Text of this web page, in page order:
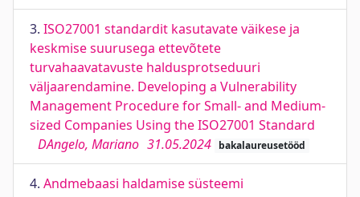
3. ISO27001 standardit kasutavate väikese ja
keskmise suurusega ettevõtete
turvahaavatavuste haldusprotseduuri
väljaarendamine. Developing a Vulnerability
Management Procedure for Small- and Medium-
sized Companies Using the ISO27001 Standard
DAngelo, Mariano 31.05.2024 bakalaureusetööd
4. Andmebaasi haldamise süsteemi